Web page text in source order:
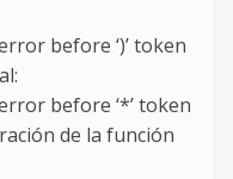
before ‘)’ token
before ‘*’ token
de la función